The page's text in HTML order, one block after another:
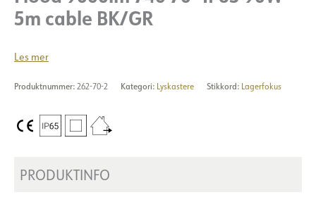
5m cable BK/GR
Les mer
Produktnummer: 262-70-2 Kategori: Lyskastere Stikkord: Lagerfokus
PRODUKTINFO